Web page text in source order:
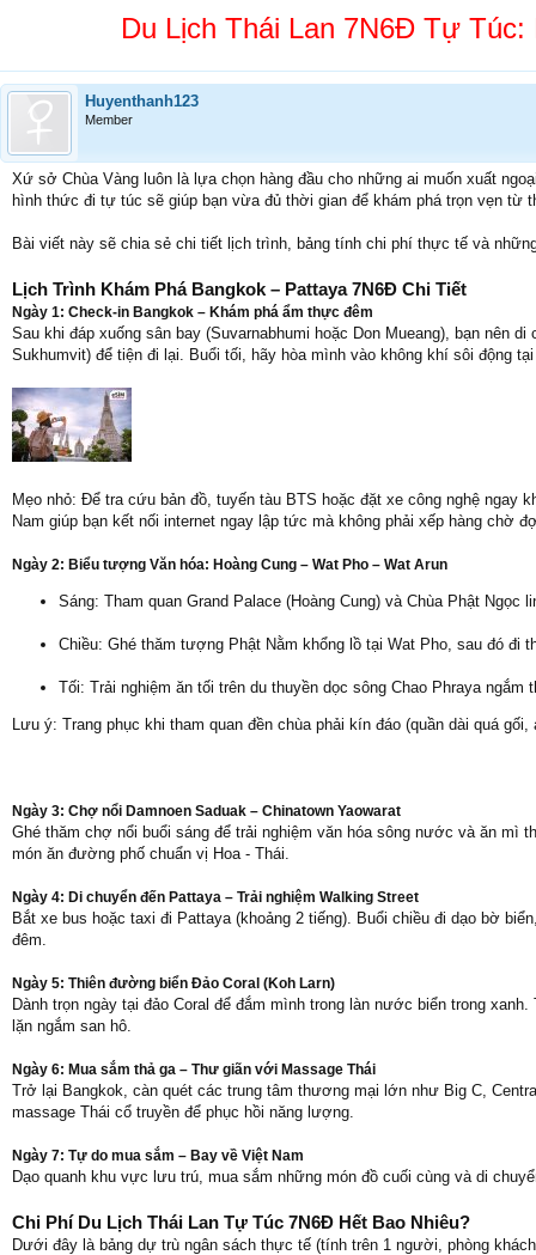
Du Lịch Thái Lan 7N6Đ Tự
Huyenthanh123
Member
Xứ sở Chùa Vàng luôn là lựa chọn hàng đầu cho những ai muốn xuất
hình thức đi tự túc sẽ giúp bạn vừa đủ thời gian để khám phá trọn vẹn từ
Bài viết này sẽ chia sẻ chi tiết lịch trình, bảng tính chi phí thực tế và
Lịch Trình Khám Phá Bangkok – Pattaya 7N6Đ Chi Tiết
Ngày 1: Check-in Bangkok – Khám phá ẩm thực đêm
Sau khi đáp xuống sân bay (Suvarnabhumi hoặc Don Mueang), bạn nên
Sukhumvit) để tiện đi lại. Buổi tối, hãy hòa mình vào không khí sôi động
Mẹo nhỏ: Để tra cứu bản đồ, tuyến tàu BTS hoặc đặt xe công nghệ ngay
Nam giúp bạn kết nối internet ngay lập tức mà không phải xếp hàng chờ
Ngày 2: Biểu tượng Văn hóa: Hoàng Cung – Wat Pho – Wat Arun
Sáng: Tham quan Grand Palace (Hoàng Cung) và Chùa Phật Ngọc
Chiều: Ghé thăm tượng Phật Nằm khổng lồ tại Wat Pho, sau đó đi
Tối: Trải nghiệm ăn tối trên du thuyền dọc sông Chao Phraya ngắm
Lưu ý: Trang phục khi tham quan đền chùa phải kín đáo (quần dài quá gối,
Ngày 3: Chợ nổi Damnoen Saduak – Chinatown Yaowarat
Ghé thăm chợ nổi buổi sáng để trải nghiệm văn hóa sông nước và ăn mì
món ăn đường phố chuẩn vị Hoa - Thái.
Ngày 4: Di chuyển đến Pattaya – Trải nghiệm Walking Street
Bắt xe bus hoặc taxi đi Pattaya (khoảng 2 tiếng). Buổi chiều đi dạo bờ
đêm.
Ngày 5: Thiên đường biển Đảo Coral (Koh Larn)
Dành trọn ngày tại đảo Coral để đắm mình trong làn nước biển trong
lặn ngắm san hô.
Ngày 6: Mua sắm thả ga – Thư giãn với Massage Thái
Trở lại Bangkok, càn quét các trung tâm thương mại lớn như Big C,
massage Thái cổ truyền để phục hồi năng lượng.
Ngày 7: Tự do mua sắm – Bay về Việt Nam
Dạo quanh khu vực lưu trú, mua sắm những món đồ cuối cùng và di
Chi Phí Du Lịch Thái Lan Tự Túc 7N6Đ Hết Bao Nhiêu?
Dưới đây là bảng dự trù ngân sách thực tế (tính trên 1 người, phòng